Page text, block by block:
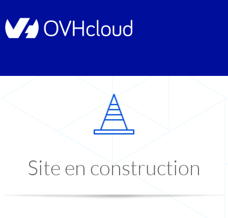
Site en construction